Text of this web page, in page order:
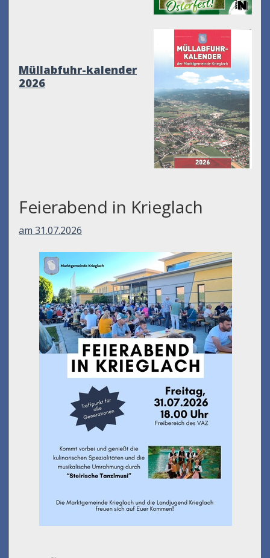
Müllabfuhr-kalender
2026
Feierabend in Krieglach
am 31.07.2026